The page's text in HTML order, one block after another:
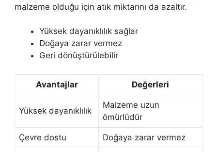
malzeme olduğu için atık miktarını da azaltır.
Yüksek dayanıklılık sağlar
Doğaya zarar vermez
Geri dönüştürülebilir
Avantajlar Değerleri
Yüksek dayanıklılık
Malzeme uzun
ömürlüdür
Çevre dostu Doğaya zarar vermez